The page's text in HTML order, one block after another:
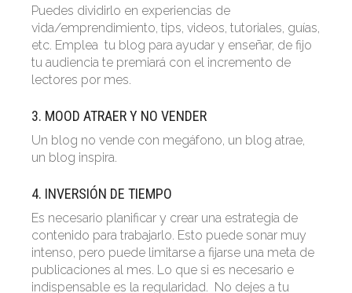
Puedes dividirlo en experiencias de
vida/emprendimiento, tips, videos, tutoriales, guías,
etc. Emplea tu blog para ayudar y enseñar, de fijo
tu audiencia te premiará con el incremento de
lectores por mes.
3. MOOD ATRAER Y NO VENDER
Un blog no vende con megáfono, un blog atrae,
un blog inspira.
4. INVERSIÓN DE TIEMPO
Es necesario planificar y crear una estrategia de
contenido para trabajarlo. Esto puede sonar muy
intenso, pero puede limitarse a fijarse una meta de
publicaciones al mes. Lo que si es necesario e
indispensable es la regularidad. No dejes a tu